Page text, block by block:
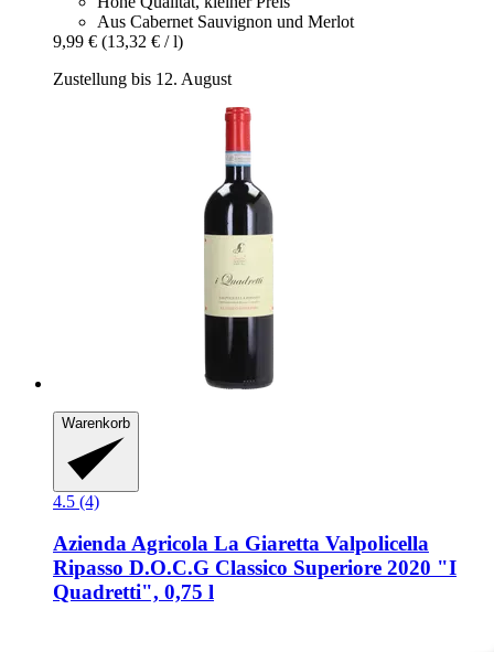
Aus Cabernet Sauvignon und Merlot
9,99 € (13,32 € / l)
Zustellung bis 12. August
Warenkorb
4.5 (4)
Azienda Agricola La Giaretta Valpolicella
Ripasso D.O.C.G Classico Superiore 2020 "I
Quadretti", 0,75 l